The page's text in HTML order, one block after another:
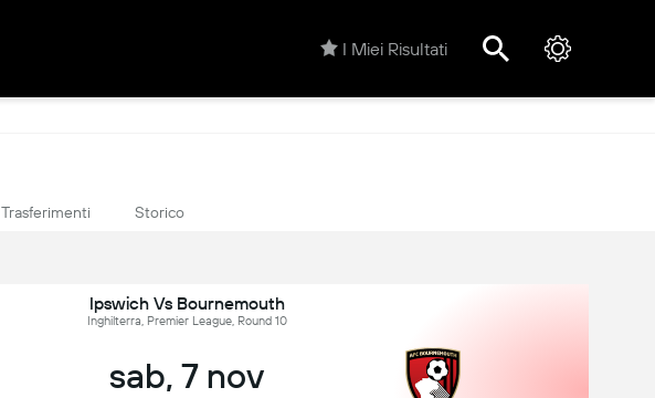
I Miei Risultati
Trasferimenti Storico
Ipswich Vs Bournemouth
Inghilterra, Premier League, Round 10
sab, 7 nov